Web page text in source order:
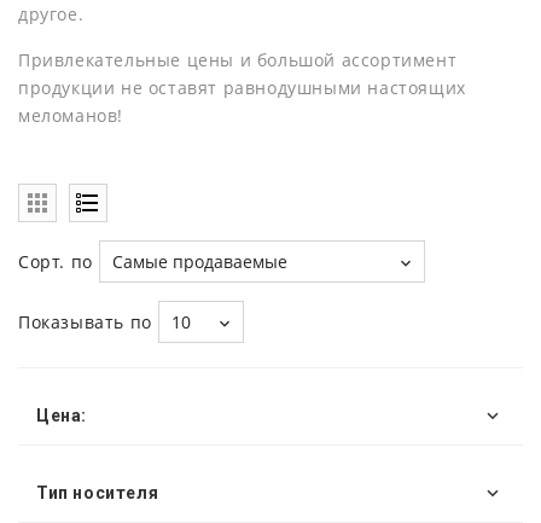
другое.
Привлекательные цены и большой ассортимент
продукции не оставят равнодушными настоящих
меломанов!
Сорт. по Самые продаваемые
Показывать по 10
Цена:
Тип носителя